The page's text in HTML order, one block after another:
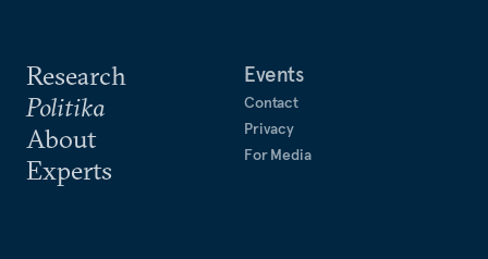
Research
Politika
About
Experts
Events
Contact
Privacy
For Media